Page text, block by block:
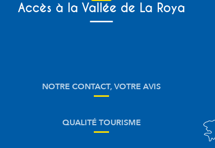
Accès à la Vallée de La Roya
NOTRE CONTACT, VOTRE AVIS
QUALITÉ TOURISME